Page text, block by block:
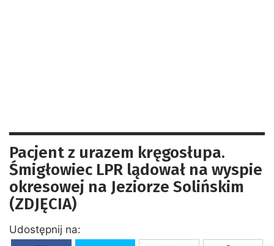
Pacjent z urazem kręgosłupa.
Śmigłowiec LPR lądował na wyspie
okresowej na Jeziorze Solińskim
(ZDJĘCIA)
Udostępnij na: